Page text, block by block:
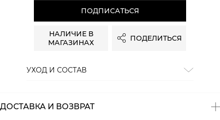
ПОДПИСАТЬСЯ
НАЛИЧИЕ В
МАГАЗИНАХ
ПОДЕЛИТЬСЯ
УХОД И СОСТАВ
ДОСТАВКА И ВОЗВРАТ